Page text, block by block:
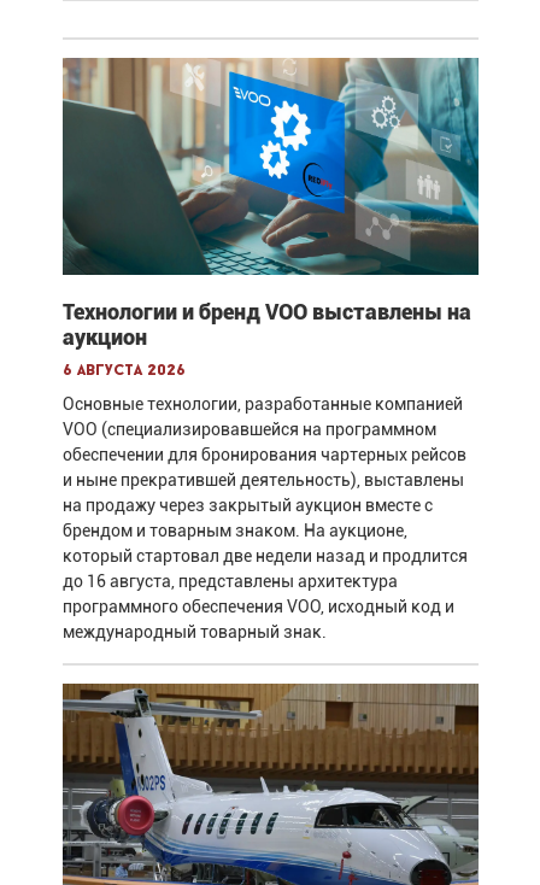
Технологии и бренд VOO выставлены на
аукцион
6 августа 2026
Основные технологии, разработанные компанией
VOO (специализировавшейся на программном
обеспечении для бронирования чартерных рейсов
и ныне прекратившей деятельность), выставлены
на продажу через закрытый аукцион вместе с
брендом и товарным знаком. На аукционе,
который стартовал две недели назад и продлится
до 16 августа, представлены архитектура
программного обеспечения VOO, исходный код и
международный товарный знак.